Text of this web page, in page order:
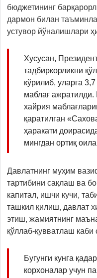
бюджетининг
дармон билан
устувор йўналишлари
Хусусан,
тадбиркорликни
кўрилиб, уларга
маблағ ажратилди.
хайрия
қаратилган
ҳаракати
мингдан ортиқ
Давлатнинг муҳим
тартибини сақлаш ва
капитал, ишчи кучи,
ташкил қилиш, давлат
этиш, жамиятнинг
қўллаб-қувватлаш каби
Бугунги кунга
корхоналар учун